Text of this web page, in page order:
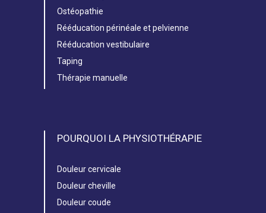
Ostéopathie
Rééducation périnéale et pelvienne
Rééducation vestibulaire
Taping
Thérapie manuelle
POURQUOI LA PHYSIOTHÉRAPIE
Douleur cervicale
Douleur cheville
Douleur coude